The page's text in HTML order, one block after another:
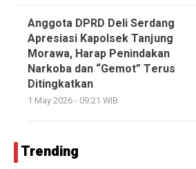
Anggota DPRD Deli Serdang
Apresiasi Kapolsek Tanjung
Morawa, Harap Penindakan
Narkoba dan “Gemot” Terus
Ditingkatkan
1 May 2026 - 09:21 WIB
Trending